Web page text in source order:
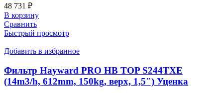
48 731 ₽
В корзину
Сравнить
Быстрый просмотр
Добавить в избранное
Фильтр Hayward PRO HB TOP S244TXE
(14m3/h, 612mm, 150kg, верх, 1,5″) Уценка